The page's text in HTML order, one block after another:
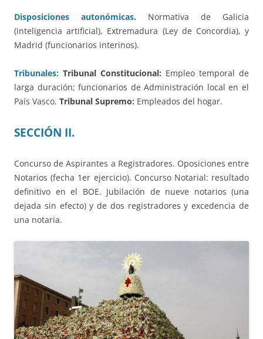
Disposiciones autonómicas. Normativa de Galicia
(inteligencia artificial), Extremadura (Ley de Concordia), y
Madrid (funcionarios interinos).
Tribunales: Tribunal Constitucional: Empleo temporal de
larga duración; funcionarios de Administración local en el
País Vasco. Tribunal Supremo: Empleados del hogar.
SECCIÓN II.
Concurso de Aspirantes a Registradores. Oposiciones entre
Notarios (fecha 1er ejercicio). Concurso Notarial: resultado
definitivo en el BOE. Jubilación de nueve notarios (una
dejada sin efecto) y de dos registradores y excedencia de
una notaria.